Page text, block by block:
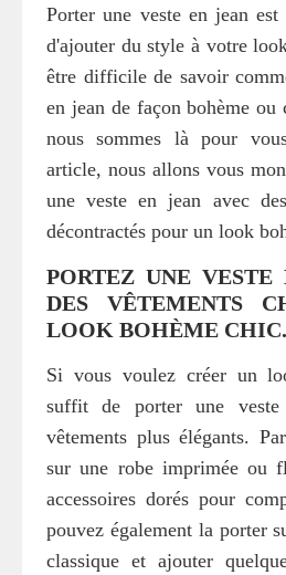
Porter une veste en jean
d'ajouter du style à votre
être difficile de savoir
en jean de façon bohème ou
nous sommes là pour
article, nous allons vous
une veste en jean avec
décontractés pour un look
PORTEZ UNE VESTE
DES VÊTEMENTS
LOOK BOHÈME CHIC.
Si vous voulez créer un
suffit de porter une
vêtements plus élégants.
sur une robe imprimée ou
accessoires dorés pour
pouvez également la porter
classique et ajouter